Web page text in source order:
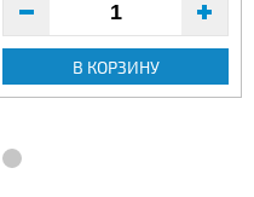
В КОРЗИНУ